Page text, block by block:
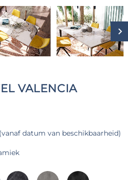
VALENCIA
datum van beschikbaarheid)